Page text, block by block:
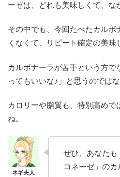
ーゼは、どれも美味しくて、な
その中でも、今回たべたカルボ
くなくて、リピート確定の美味
カルボナーラが苦手という方で
ってもいいな♪」と思うのでは
カロリーや脂質も、特別高めで
ね。
ぜひ、あなたも
コネーゼ」の